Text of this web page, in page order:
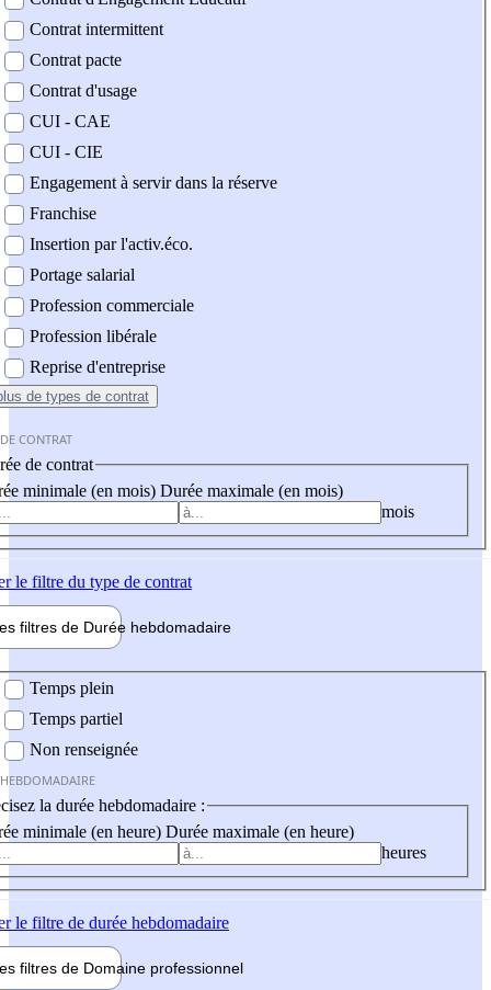
Contrat intermittent
Contrat pacte
Contrat d'usage
CUI - CAE
CUI - CIE
Engagement à servir dans la réserve
Franchise
Insertion par l'activ.éco.
Portage salarial
Profession commerciale
Profession libérale
Reprise d'entreprise
de types de contrat
CONTRAT
de contrat
minimale (en mois) Durée maximale (en mois)
mois
le filtre du type de contrat
filtres de Durée hebdomadaire
Temps plein
Temps partiel
Non renseignée
la durée hebdomadaire :
minimale (en heure) Durée maximale (en heure)
heures
le filtre de durée hebdomadaire
filtres de Domaine professionnel